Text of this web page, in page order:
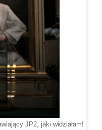
JP2, jaki widziałam!